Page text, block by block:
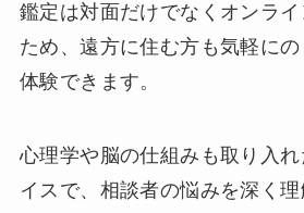
鑑定は対面だけでなくオンラ
ため、遠方に住む方も気軽に
体験できます。
心理学や脳の仕組みも取り入
イスで、相談者の悩みを深く